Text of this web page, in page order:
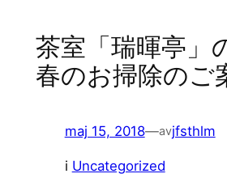
茶室「瑞暉亭」
春のお掃除のご
maj 15, 2018—avjfsthlm
i Uncategorized